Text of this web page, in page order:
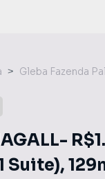
Gleba Fazenda
Suite),